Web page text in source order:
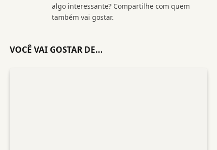
algo interessante? Compartilhe com quem
também vai gostar.
VOCÊ VAI GOSTAR DE...